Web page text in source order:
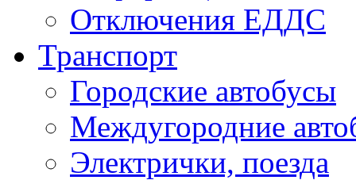
Отключения ЕДДС
Транспорт
Городские автобусы
Междугородние
Электрички, поезда